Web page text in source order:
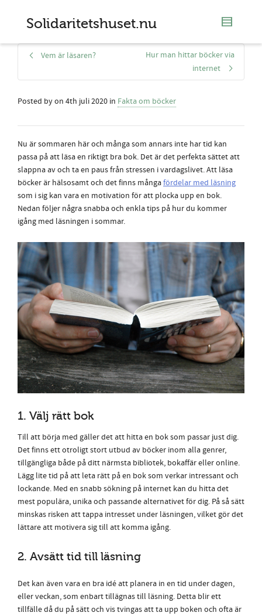
Solidaritetshuset.nu
Vem är läsaren?
Hur man hittar böcker via
internet
Posted byon 4th juli 2020 in Fakta om böcker
Nu är sommaren här och många som annars inte har tid kan
passa på att läsa en riktigt bra bok. Det är det perfekta sättet att
slappna av och ta en paus från stressen i vardagslivet. Att läsa
böcker är hälsosamt och det finns mångafördelar med läsning
som i sig kan vara en motivation för att plocka upp en bok.
Nedan följer några snabba och enkla tips på hur du kommer
igång med läsningen i sommar.
1. Välj rätt bok
Till att börja med gäller det att hitta en bok som passar just dig.
Det finns ett otroligt stort utbud av böcker inom alla genrer,
tillgängliga både på ditt närmsta bibliotek, bokaffär eller online.
Lägg lite tid på att leta rätt på en bok som verkar intressant och
lockande. Med en snabb sökning på internet kan du hitta det
mest populära, unika och passande alternativet för dig. På så sätt
minskas risken att tappa intresset under läsningen, vilket gör det
lättare att motivera sig till att komma igång.
2. Avsätt tid till läsning
Det kan även vara en bra idé att planera in en tid under dagen,
eller veckan, som enbart tillägnas till läsning. Detta blir ett
tillfälle då du på sätt och vis tvingas att ta upp boken och ofta är